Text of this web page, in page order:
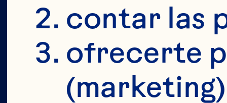
contar las
ofrecerte
(marketing)